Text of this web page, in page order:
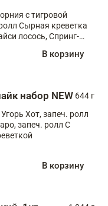
с тигровой
Сырная креветка
лосось, Спринг-
В корзину
набор NEW 644 г
Хот, запеч. ролл
запеч. ролл С
В корзину